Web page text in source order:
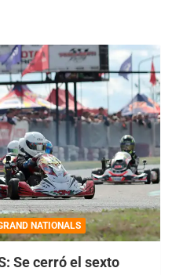
NATIONALS
Se cerró el sexto